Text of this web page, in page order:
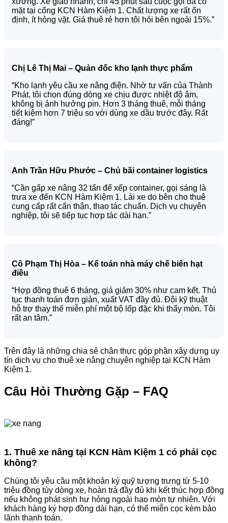
mặt tại cổng KCN Hàm Kiệm 1. Chất lượng xe rất ổn
định, ít hỏng vặt. Giá thuê rẻ hơn tôi hỏi bên ngoài 15%.”
Chị Lê Thị Mai – Quản đốc kho lạnh thực phẩm
“Kho lạnh yêu cầu xe nâng điện. Nhờ tư vấn của Thành
Phát, tôi chọn đúng dòng xe chịu được nhiệt độ âm,
không bị ảnh hưởng pin. Hơn 3 tháng thuê, mỗi tháng
tiết kiệm hơn 7 triệu so với dùng xe dầu trước đây. Rất
đáng!”
Anh Trần Hữu Phước – Chủ bãi container logistics
“Cần gấp xe nâng 32 tấn để xếp container, gọi sáng là
trưa xe đến KCN Hàm Kiệm 1. Lái xe do bên cho thuê
cung cấp rất cẩn thận, thao tác chuẩn. Dịch vụ chuyên
nghiệp, tôi sẽ tiếp tục hợp tác dài hạn.”
Cô Phạm Thị Hòa – Kế toán nhà máy chế biến hạt
điều
“Hợp đồng thuê 6 tháng, giá giảm 30% như cam kết. Thủ
tục thanh toán đơn giản, xuất VAT đầy đủ. Đội kỹ thuật
hỗ trợ thay thế miễn phí một bộ lốp đặc khi thấy mòn. Tôi
rất an tâm.”
Trên đây là những chia sẻ chân thực góp phần xây dựng uy
tín dịch vụ cho thuê xe nâng chuyên nghiệp tại KCN Hàm
Kiệm 1.
Câu Hỏi Thường Gặp – FAQ
1. Thuê xe nâng tại KCN Hàm Kiệm 1 có phải cọc
không?
Chúng tôi yêu cầu một khoản ký quỹ tượng trưng từ 5-10
triệu đồng tùy dòng xe, hoàn trả đầy đủ khi kết thúc hợp đồng
nếu không phát sinh hư hỏng ngoài hao mòn tự nhiên. Với
khách hàng ký hợp đồng dài hạn, có thể miễn cọc kèm bảo
lãnh thanh toán.